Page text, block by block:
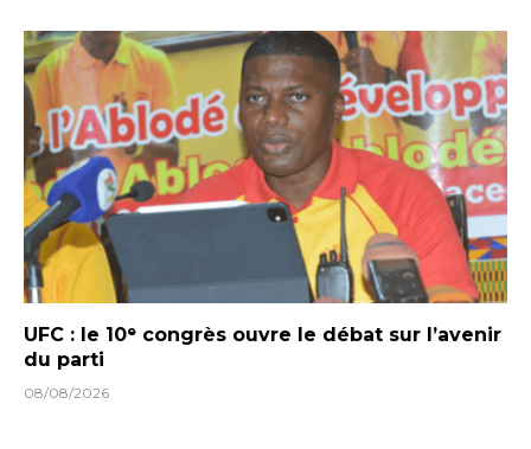
UFC : le 10ᵉ congrès ouvre le débat sur l’avenir
du parti
08/08/2026